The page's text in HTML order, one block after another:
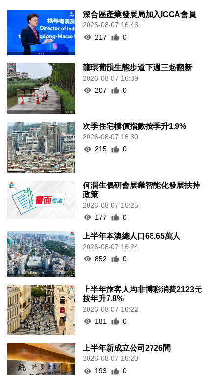
深合區產業發展局加入ICCA會員
2026-08-07 16:43
217
0
龍環葡韻生態步道下週三起翻新
2026-08-07 16:39
207
0
次季住宅樓價指數按季升1.9%
2026-08-07 16:30
215
0
何潤生倡研會展業智能化發展扶持
政策
2026-08-07 16:25
177
0
上半年本澳總人口68.65萬人
2026-08-07 16:24
852
0
上半年旅客人均非博彩消費2123元
按年升7.8%
2026-08-07 16:22
181
0
上半年新成立公司2726間
2026-08-07 16:20
193
0